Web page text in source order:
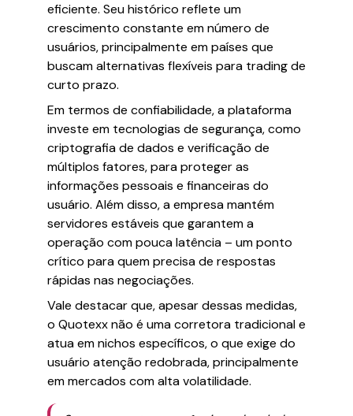
eficiente. Seu histórico reflete um
crescimento constante em número de
usuários, principalmente em países que
buscam alternativas flexíveis para trading de
curto prazo.
Em termos de confiabilidade, a plataforma
investe em tecnologias de segurança, como
criptografia de dados e verificação de
múltiplos fatores, para proteger as
informações pessoais e financeiras do
usuário. Além disso, a empresa mantém
servidores estáveis que garantem a
operação com pouca latência – um ponto
crítico para quem precisa de respostas
rápidas nas negociações.
Vale destacar que, apesar dessas medidas,
o Quotexx não é uma corretora tradicional e
atua em nichos específicos, o que exige do
usuário atenção redobrada, principalmente
em mercados com alta volatilidade.